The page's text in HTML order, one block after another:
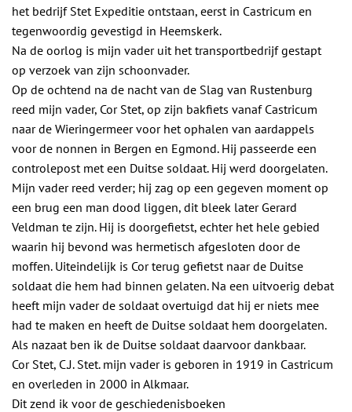
het bedrijf Stet Expeditie ontstaan, eerst in Castricum en
tegenwoordig gevestigd in Heemskerk.
Na de oorlog is mijn vader uit het transportbedrijf gestapt
op verzoek van zijn schoonvader.
Op de ochtend na de nacht van de Slag van Rustenburg
reed mijn vader, Cor Stet, op zijn bakfiets vanaf Castricum
naar de Wieringermeer voor het ophalen van aardappels
voor de nonnen in Bergen en Egmond. Hij passeerde een
controlepost met een Duitse soldaat. Hij werd doorgelaten.
Mijn vader reed verder; hij zag op een gegeven moment op
een brug een man dood liggen, dit bleek later Gerard
Veldman te zijn. Hij is doorgefietst, echter het hele gebied
waarin hij bevond was hermetisch afgesloten door de
moffen. Uiteindelijk is Cor terug gefietst naar de Duitse
soldaat die hem had binnen gelaten. Na een uitvoerig debat
heeft mijn vader de soldaat overtuigd dat hij er niets mee
had te maken en heeft de Duitse soldaat hem doorgelaten.
Als nazaat ben ik de Duitse soldaat daarvoor dankbaar.
Cor Stet, C.J. Stet. mijn vader is geboren in 1919 in Castricum
en overleden in 2000 in Alkmaar.
Dit zend ik voor de geschiedenisboeken